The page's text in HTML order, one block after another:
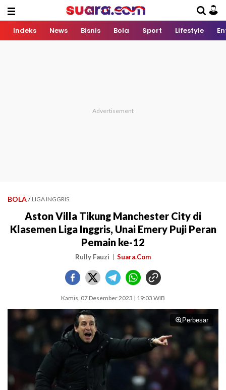
Indeks News Bisnis Bola Sport Lifestyle
BOLA / LIGA INGGRIS
Aston Villa Tikung Manchester City di
Klasemen Liga Inggris, Unai Emery Puji Peran
Pemain ke-12
Rully Fauzi Suara.Com
Kamis, 07 Desember 2023 | 19:03 WIB
Perbesar